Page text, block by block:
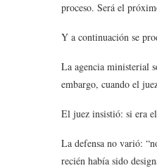
proceso. Será el
Y a continuación se
La agencia ministerial
embargo, cuando el
El juez insistió: si era
La defensa no varió:
recién había sido